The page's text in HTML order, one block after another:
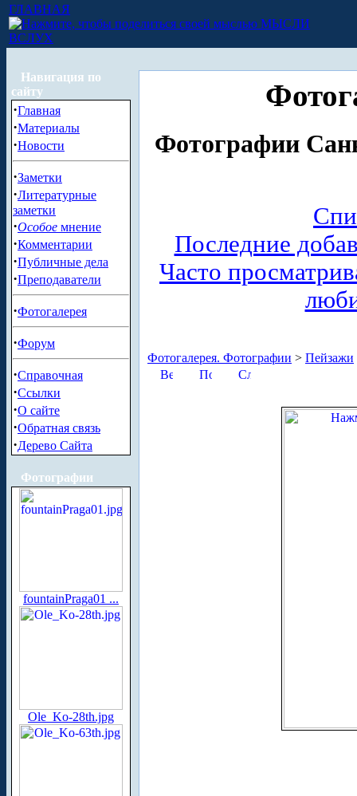
ГЛАВНАЯ
МЫСЛИ
ВСЛУХ
Навигация по
сайту
·Главная
·Материалы
·Новости
·Заметки
·Литературные
заметки
·Особое мнение
·Комментарии
·Публичные дела
·Преподаватели
·Фотогалерея
·Форум
·Справочная
·Ссылки
·О сайте
·Обратная связь
·Дерево Сайта
Фотографии
fountainPraga01 ...
Ole_Ko-28th.jpg
Фотографии
Последние
Часто
Фотогалерея. Фотографии > Пейзажи